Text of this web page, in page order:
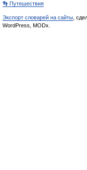
👣 Путешествия
Экспорт словарей на сайты ,
WordPress, MODx.